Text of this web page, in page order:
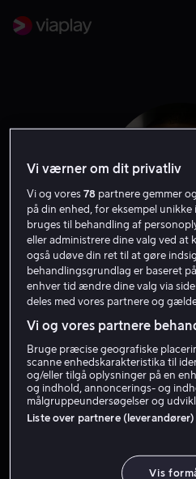
Arnold
Vi værner om dit privatliv
Vi og vores78 partnere gemmer
på din enhed, for eksempel
bruges til behandling af
eller administrere dine valg ved at
også udøve din ret til at gøre
behandlingsgrundlag er baseret
enhver tid ændre dine valg via
deles med vores partnere og
Vi og vores partnere
Bruge præcise geografiske
scanne enhedskarakteristika til
og/eller tilgå oplysninger på en
og indhold, annoncerings- og
målgruppeundersøgelser og
Liste over partnere (leverandører)
Vis